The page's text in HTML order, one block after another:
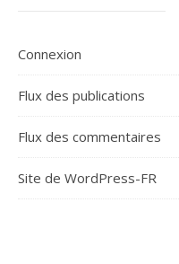
Connexion
Flux des publications
Flux des commentaires
Site de WordPress-FR